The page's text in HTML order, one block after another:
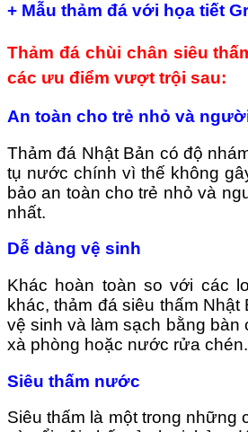
+ Mẫu thảm đá với họa tiết
Thảm đá chùi chân siêu
các ưu điểm vượt trội sau:
An toàn cho trẻ nhỏ và
Thảm đá Nhật Bản có độ
tụ nước chính vì thế không
bảo an toàn cho trẻ nhỏ và
nhất.
Dễ dàng vệ sinh
Khác hoàn toàn so với các
khác, thảm đá siêu thấm Nhật
vệ sinh và làm sạch bằng bàn
xà phòng hoặc nước rửa chén.
Siêu thấm nước
Siêu thấm là một trong những